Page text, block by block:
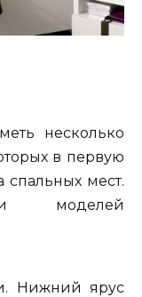
несколько
в первую
спальных мест.
моделей
Нижний ярус